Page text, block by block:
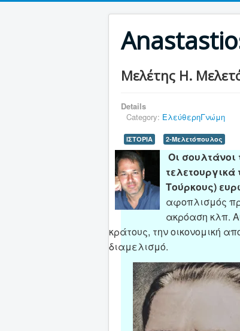
Μελέτης Η.
Details
Category: ΕλεύθερηΓνώμη
ΙΣΤΟΡΙΑ 2-Μελετόπουλος
Οι
Τούρκους)
αφοπλισμός
ακρόαση κλπ.
κράτους, την οικονομική
διαμελισμό.